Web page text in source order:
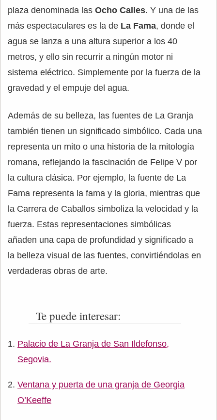
plaza denominada las Ocho Calles. Y una de las
más espectaculares es la de La Fama, donde el
agua se lanza a una altura superior a los 40
metros, y ello sin recurrir a ningún motor ni
sistema eléctrico. Simplemente por la fuerza de la
gravedad y el empuje del agua.
Además de su belleza, las fuentes de La Granja
también tienen un significado simbólico. Cada una
representa un mito o una historia de la mitología
romana, reflejando la fascinación de Felipe V por
la cultura clásica. Por ejemplo, la fuente de La
Fama representa la fama y la gloria, mientras que
la Carrera de Caballos simboliza la velocidad y la
fuerza. Estas representaciones simbólicas
añaden una capa de profundidad y significado a
la belleza visual de las fuentes, convirtiéndolas en
verdaderas obras de arte.
Te puede interesar:
Palacio de La Granja de San Ildefonso,
Segovia.
Ventana y puerta de una granja de Georgia
O’Keeffe